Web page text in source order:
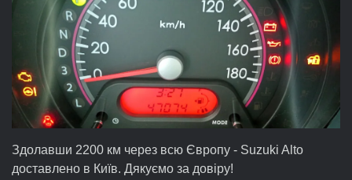
Здолавши 2200 км через всю Європу - Suzuki Alto
доставлено в Київ. Дякуємо за довіру!